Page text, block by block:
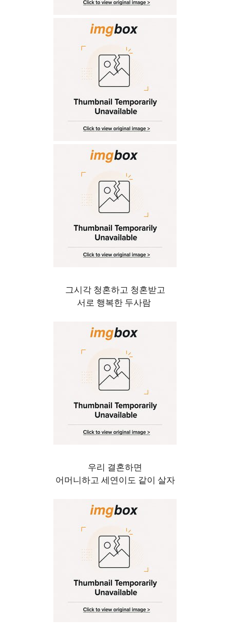
그시각 청혼하고 청혼받고
서로 행복한 두사람
우리 결혼하면
어머니하고 세연이도 같이 살자